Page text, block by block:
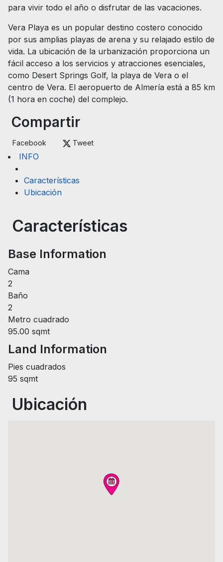
para vivir todo el año o disfrutar de las vacaciones.
Vera Playa es un popular destino costero conocido
por sus amplias playas de arena y su relajado estilo de
vida. La ubicación de la urbanización proporciona un
fácil acceso a los servicios y atracciones esenciales,
como Desert Springs Golf, la playa de Vera o el
centro de Vera. El aeropuerto de Almería está a 85 km
(1 hora en coche) del complejo.
Compartir
Facebook Tweet
INFO
Características
Ubicación
Características
Base Information
Cama
2
Baño
2
Metro cuadrado
95.00 sqmt
Land Information
Pies cuadrados
95 sqmt
Ubicación